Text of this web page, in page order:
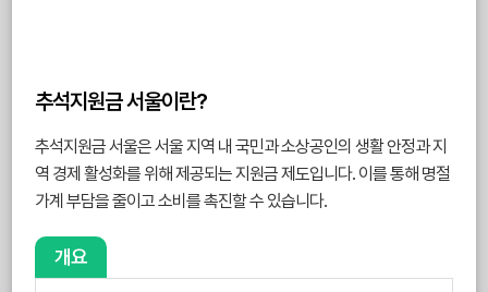
추석지원금 서울이란?
추석지원금 서울은 서울 지역 내 국민과 소상공인의 생활 안정과 지
역 경제 활성화를 위해 제공되는 지원금 제도입니다. 이를 통해 명절
가계 부담을 줄이고 소비를 촉진할 수 있습니다.
개요